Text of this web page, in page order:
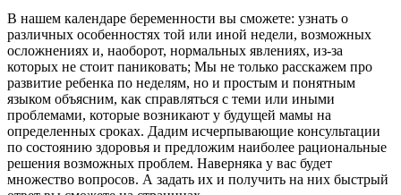
В нашем календаре беременности вы сможете: узнать о
различных особенностях той или иной недели, возможных
осложнениях и, наоборот, нормальных явлениях, из-за
которых не стоит паниковать; Мы не только расскажем про
развитие ребенка по неделям, но и простым и понятным
языком объясним, как справляться с теми или иными
проблемами, которые возникают у будущей мамы на
определенных сроках. Дадим исчерпывающие консультации
по состоянию здоровья и предложим наиболее рациональные
решения возможных проблем. Наверняка у вас будет
множество вопросов. А задать их и получить на них быстрый